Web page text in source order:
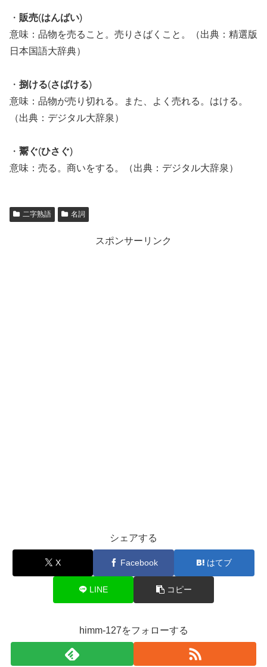
・ 販売(はんばい)
意味：品物を売ること。売りさばくこと。（出典：精選版
日本国語大辞典）
・ 捌ける(さばける)
意味：品物が売り切れる。また、よく売れる。はける。
（出典：デジタル大辞泉）
・ 鬻ぐ(ひさぐ)
意味：売る。商いをする。（出典：デジタル大辞泉）
二字熟語 名詞
スポンサーリンク
シェアする
X Facebook はてブ
LINE コピー
himm-127をフォローする